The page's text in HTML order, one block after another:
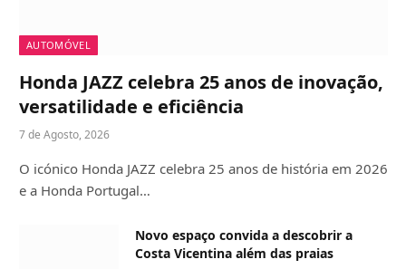
AUTOMÓVEL
Honda JAZZ celebra 25 anos de inovação,
versatilidade e eficiência
7 de Agosto, 2026
O icónico Honda JAZZ celebra 25 anos de história em 2026
e a Honda Portugal…
Novo espaço convida a descobrir a
Costa Vicentina além das praias